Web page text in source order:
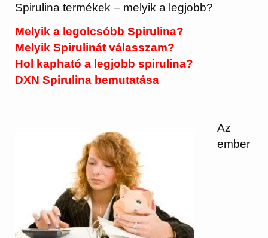
Spirulina termékek – melyik a legjobb?
Melyik a legolcsóbb Spirulina?
Melyik Spirulinát válasszam?
Hol kapható a legjobb spirulina?
DXN Spirulina bemutatása
Az
ember